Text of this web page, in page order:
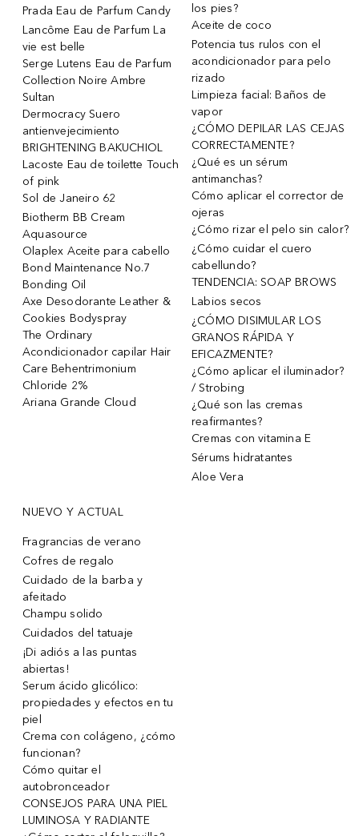
Prada Eau de Parfum Candy
Lancôme Eau de Parfum La
vie est belle
Serge Lutens Eau de Parfum
Collection Noire Ambre
Sultan
Dermocracy Suero
antienvejecimiento
BRIGHTENING BAKUCHIOL
Lacoste Eau de toilette Touch
of pink
Sol de Janeiro 62
Biotherm BB Cream
Aquasource
Olaplex Aceite para cabello
Bond Maintenance No.7
Bonding Oil
Axe Desodorante Leather &
Cookies Bodyspray
The Ordinary
Acondicionador capilar Hair
Care Behentrimonium
Chloride 2%
Ariana Grande Cloud
los pies?
Aceite de coco
Potencia tus rulos con el
acondicionador para pelo
rizado
Limpieza facial: Baños de
vapor
¿CÓMO DEPILAR LAS CEJAS
CORRECTAMENTE?
¿Qué es un sérum
antimanchas?
Cómo aplicar el corrector de
ojeras
¿Cómo rizar el pelo sin calor?
¿Cómo cuidar el cuero
cabellundo?
TENDENCIA: SOAP BROWS
Labios secos
¿CÓMO DISIMULAR LOS
GRANOS RÁPIDA Y
EFICAZMENTE?
¿Cómo aplicar el iluminador?
/ Strobing
¿Qué son las cremas
reafirmantes?
Cremas con vitamina E
Sérums hidratantes
Aloe Vera
NUEVO Y ACTUAL
Fragrancias de verano
Cofres de regalo
Cuidado de la barba y
afeitado
Champu solido
Cuidados del tatuaje
¡Di adiós a las puntas
abiertas!
Serum ácido glicólico:
propiedades y efectos en tu
piel
Crema con colágeno, ¿cómo
funcionan?
Cómo quitar el
autobronceador
CONSEJOS PARA UNA PIEL
LUMINOSA Y RADIANTE